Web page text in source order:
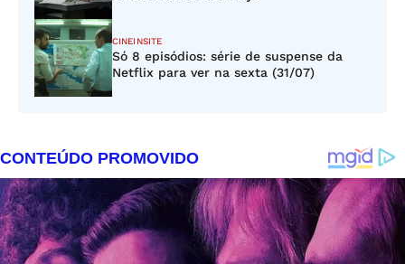
CINEINSITE
Só 8 episódios: série de suspense da
Netflix para ver na sexta (31/07)